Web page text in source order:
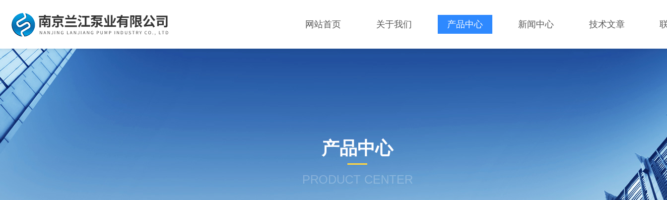
网站首页 关于我们 产品中心 新闻中心 技术文章
产品中心
PRODUCT CENTER